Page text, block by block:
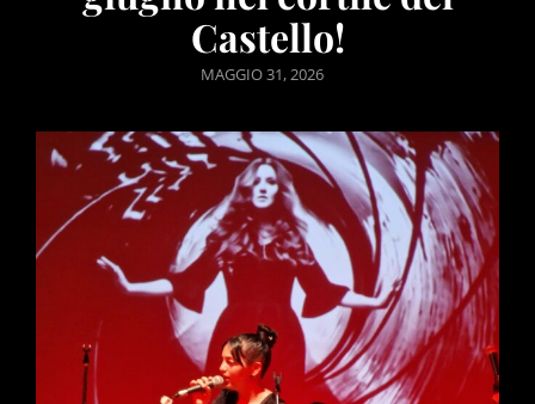
Castello!
POSTED
MAGGIO 31, 2026